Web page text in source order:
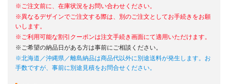
※ご注文前に、在庫状況をお問い合わせください。
※異なるデザインでご注文する際は、別のご注文としてお手続きをお願
いします。
※ご利用可能な割引クーポンは注文手続き画面にて適用いただけます。
※ご希望の納品日がある方は事前にご相談ください。
※北海道／沖縄県／離島納品は商品代以外に別途送料が発生します。お
手数ですが、事前に別途見積をお問合せください。